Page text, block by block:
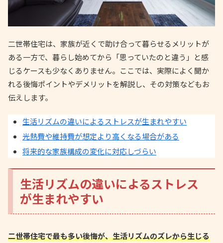
二世帯住宅は、家族が近くで助け合って暮らせるメリットが
ある一方で、暮らし始めてから「思っていたのと違う」と感
じるケースも少なくありません。ここでは、実際によく聞か
れる後悔ポイントやデメリットを解説し、その対策などもお
伝えします。
生活リズムの違いによるストレスが生まれやすい
光熱費や維持費が想定より高くなる場合がある
将来的な家族構成の変化に対応しづらい
生活リズムの違いによるストレス
が生まれやすい
二世帯住宅で最も多い後悔が、生活リズムのズレから生じる